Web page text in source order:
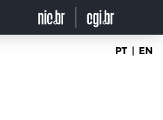
PT | EN